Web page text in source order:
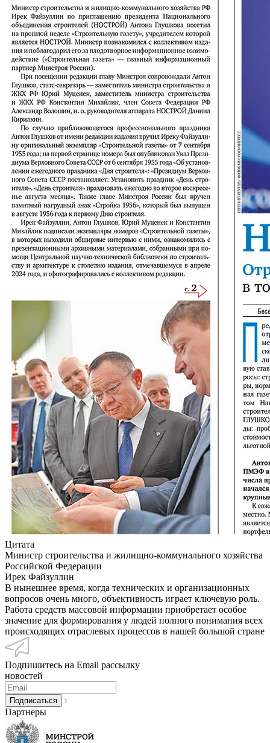
Цитата
Министр строительства и жилищно-коммунального хозяйства
Российской Федерации
Ирек Файзуллин
В нынешнее время, когда технических и организационных
вопросов очень много, объективность играет ключевую роль.
Работа средств массовой информации приобретает особое
значение для формирования у людей полного понимания всех
происходящих отраслевых процессов в нашей большой стране
Подпишитесь на Email рассылку
новостей
Партнеры